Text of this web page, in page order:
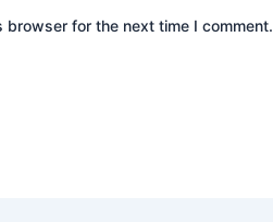
browser for the next time I comment.